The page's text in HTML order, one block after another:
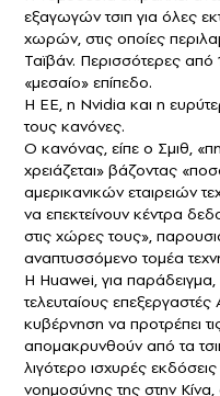
εξαγωγών τσιπ για όλες
χωρών, στις οποίες
Ταϊβάν. Περισσότερες
«μεσαίο» επίπεδο.
Η ΕΕ, η Nvidia και η
τους κανόνες.
Ο κανόνας, είπε ο Σμιθ,
χρειάζεται» βάζοντας
αμερικανικών εταιρειών
να επεκτείνουν κέντρα
στις χώρες τους»,
αναπτυσσόμενο τομέα
Η Huawei, για
τελευταίους
κυβέρνηση να προτρέπει
απομακρυνθούν από τα
λιγότερο ισχυρές
νοημοσύνης της στην